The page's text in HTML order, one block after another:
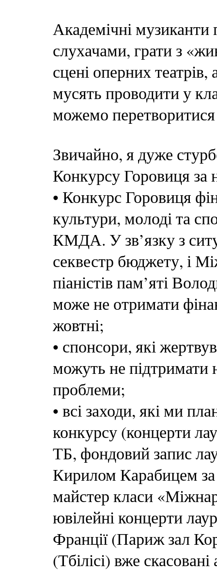
Академічні музиканти
слухачами, грати з
сцені оперних
мусять проводити у
можемо
Звичайно, я дуже
Конкурсу Горовиця
• Конкурс Горовиця
культури, молоді та
КМДА. У зв’язку з
секвестр бюджету, і
піаністів пам’яті
може не отримати
жовтні;
• спонсори, які
можуть не підтримати
проблеми;
• всі заходи, які ми
конкурсу (концерти
ТБ, фондовий запис
Кирилом Карабицем
майстер класи
ювілейні концерти
Франції (Париж зал
(Тбілісі) вже